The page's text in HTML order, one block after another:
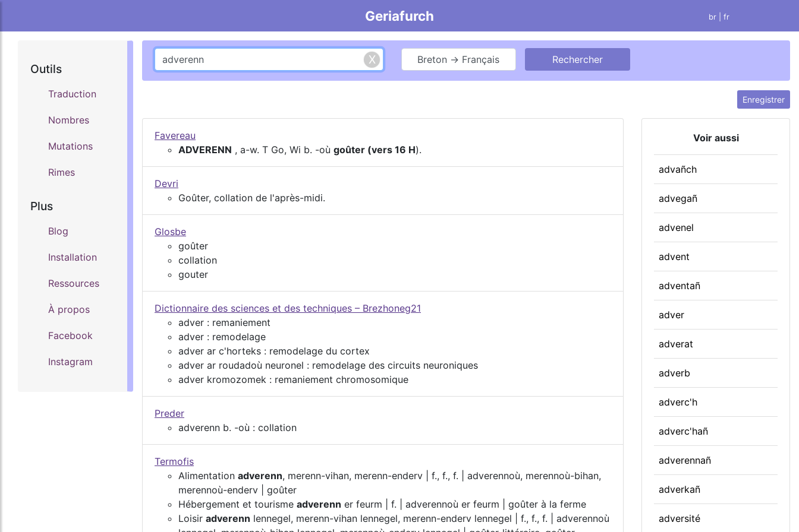
Geriafurch br | fr
Outils
Traduction
Nombres
Mutations
Rimes
Plus
Blog
Installation
Ressources
À propos
Facebook
Instagram
Breton → Français
Enregistrer
Favereau
ADVERENN , a-w. T Go, Wi b. -où goûter (vers 16 H).
Devri
Goûter, collation de l'après-midi.
Glosbe
goûter
collation
gouter
Dictionnaire des sciences et des techniques – Brezhoneg21
adver : remaniement
adver : remodelage
adver ar c'horteks : remodelage du cortex
adver ar roudadoù neuronel : remodelage des circuits neuroniques
adver kromozomek : remaniement chromosomique
Preder
adverenn b. -où : collation
Termofis
Alimentation adverenn, merenn-vihan, merenn-enderv | f., f., f. | adverennoù, merennoù-bihan,
merennoù-enderv | goûter
Hébergement et tourisme adverenn er feurm | f. | adverennoù er feurm | goûter à la ferme
Loisir adverenn lennegel, merenn-vihan lennegel, merenn-enderv lennegel | f., f., f. | adverennoù
Voir aussi
advañch
advegañ
advenel
advent
adventañ
adver
adverat
adverb
adverc'h
adverc'hañ
adverennañ
adverkañ
adversité